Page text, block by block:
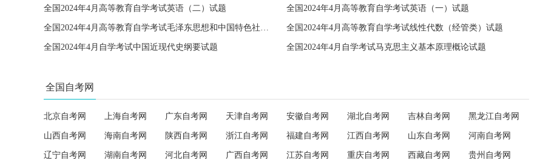
全国2024年4月高等教育自学考试英语（二）试题 全国2024年4月高等教育自学考试英语（一）试题
全国2024年4月高等教育自学考试毛泽东思想和中国特色社会主义理论体系概论试题 全国2024年4月高等教育自学考试线性代数（经管类）试题
全国2024年4月自学考试中国近现代史纲要试题 全国2024年4月自学考试马克思主义基本原理概论试题
全国自考网
北京自考网 上海自考网 广东自考网 天津自考网 安徽自考网 湖北自考网 吉林自考网 黑龙江自考网
山西自考网 海南自考网 陕西自考网 浙江自考网 福建自考网 江西自考网 山东自考网 河南自考网
辽宁自考网 湖南自考网 河北自考网 广西自考网 江苏自考网 重庆自考网 西藏自考网 贵州自考网